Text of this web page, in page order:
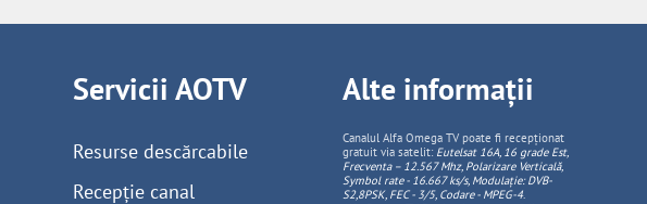
Servicii AOTV
Resurse descărcabile
Recepție canal
Alte informații
Canalul Alfa Omega TV poate fi recepționat
gratuit via satelit: Eutelsat 16A, 16 grade Est,
Frecventa – 12.567 Mhz, PolarizareVerticală,
Symbol rate - 16.667 ks/s, Modulație: DVB-
S2,8PSK, FEC - 3/5, Codare - MPEG-4.